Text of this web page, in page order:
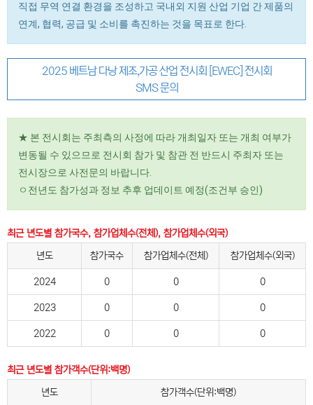
직접 무역 연결 환경을 조성하고 국내외 지원 산업 기업 간 제품의
연계, 협력, 공급 및 소비를 촉진하는 것을 목표로 한다.
2025 베트남 다낭 제조,가공 산업 전시회 [EWEC] 전시회
SMS 문의
★ 본 전시회는 주최측의 사정에 따라 개최일자 또는 개최 여부가
변동될 수 있으므로 전시회 참가 및 참관 전 반드시 주최자 또는
전시장으로 사전문의 바랍니다.
ㅇ전년도 참가성과 정보 추후 업데이트 예정(조건부 승인)
최근 년도별 참가국수, 참가업체수(전체), 참가업체수(외국)
년도
참가국수 참가업체수(전체) 참가업체수(외국)
2024 0 0 0
2023 0 0 0
2022 0 0 0
최근 년도별 참가객수(단위:백명)
년도
참가객수(단위:백명)